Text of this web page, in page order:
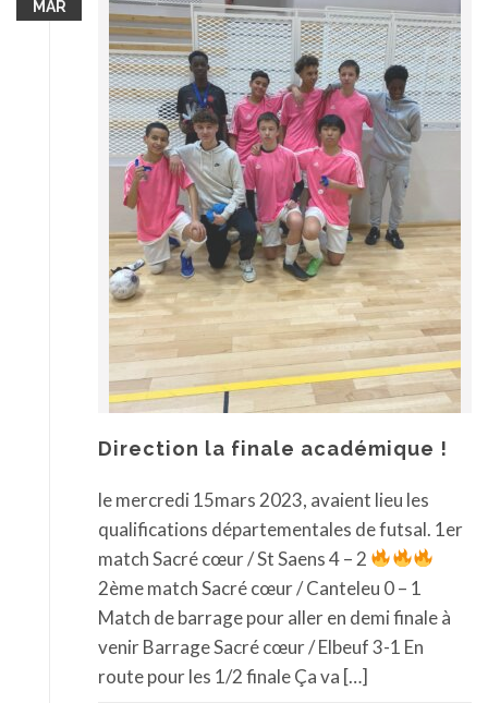
MAR
Direction la finale académique !
le mercredi 15mars 2023, avaient lieu les
qualifications départementales de futsal. 1er
match Sacré cœur / St Saens 4 – 2
2ème match Sacré cœur / Canteleu 0 – 1
Match de barrage pour aller en demi finale à
venir Barrage Sacré cœur / Elbeuf 3-1 En
route pour les 1/2 finale Ça va […]